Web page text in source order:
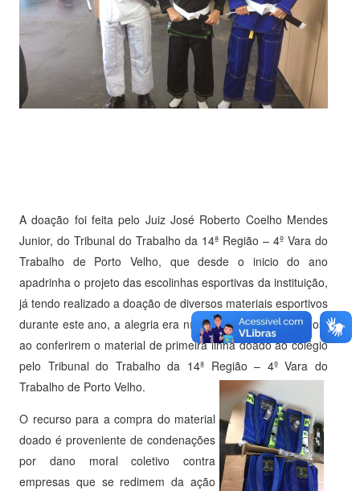
A doação foi feita pelo Juiz José Roberto Coelho Mendes
Junior, do Tribunal do Trabalho da 14ª Região – 4º Vara do
Trabalho de Porto Velho, que desde o inicio do ano
apadrinha o projeto das escolinhas esportivas da instituição,
já tendo realizado a doação de diversos materiais esportivos
durante este ano, a alegria era nítida nos olhos dos alunos,
ao conferirem o material de primeira linha doado ao colégio
pelo Tribunal do Trabalho da 14ª Região – 4º Vara do
Trabalho de Porto Velho.
O recurso para a compra do material
doado é proveniente de condenações
por dano moral coletivo contra
empresas que se redimem da ação